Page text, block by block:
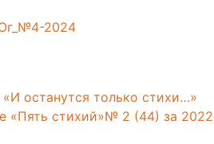
2024
останутся только стихи…»
«Пять стихий»№ 2 (44) за